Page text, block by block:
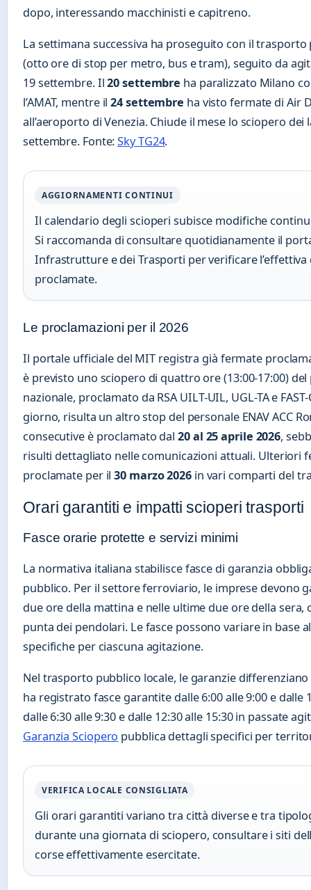
dopo, interessando macchinisti e capitreno.
La settimana successiva ha proseguito con il
(otto ore di stop per metro, bus e tram), seguito da
19 settembre. Il20 settembre ha paralizzato Milano
l’AMAT, mentre il24 settembre ha visto fermate di Air
all’aeroporto di Venezia. Chiude il mese lo sciopero
settembre. Fonte:Sky TG24.
AGGIORNAMENTI CONTINUI
Il calendario degli scioperi subisce modifiche
Si raccomanda di consultare quotidianamente il
Infrastrutture e dei Trasporti per verificare
proclamate.
Le proclamazioni per il 2026
Il portale ufficiale del MIT registra già fermate
è previsto uno sciopero di quattro ore (13:00-17:00) del
nazionale, proclamato da RSA UILT-UIL, UGL-TA e
giorno, risulta un altro stop del personale ENAV ACC
consecutive è proclamato dal20 al 25 aprile 2026,
risulti dettagliato nelle comunicazioni attuali. Ulteriori
proclamate per il30 marzo 2026in vari comparti del
Orari garantiti e impatti scioperi trasporti
Fasce orarie protette e servizi minimi
La normativa italiana stabilisce fasce di garanzia
pubblico. Per il settore ferroviario, le imprese devono
due ore della mattina e nelle ultime due ore della
punta dei pendolari. Le fasce possono variare in base
specifiche per ciascuna agitazione.
Nel trasporto pubblico locale, le garanzie
ha registrato fasce garantite dalle 6:00 alle 9:00 e dalle
dalle 6:30 alle 9:30 e dalle 12:30 alle 15:30 in passate
Garanzia Sciopero pubblica dettagli specifici per
VERIFICA LOCALE CONSIGLIATA
Gli orari garantiti variano tra città diverse e tra
durante una giornata di sciopero, consultare i siti
corse effettivamente esercitate.